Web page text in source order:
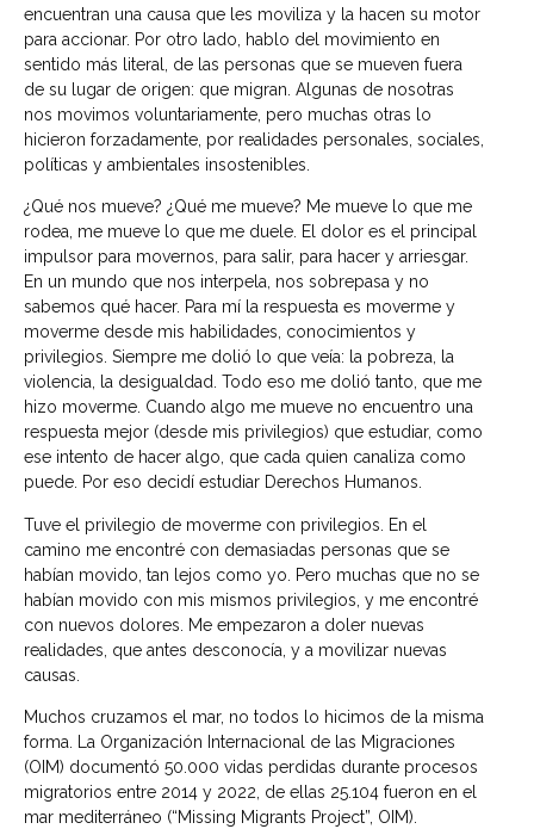
encuentran una causa que les moviliza y la hacen su motor
para accionar. Por otro lado, hablo del movimiento en
sentido más literal, de las personas que se mueven fuera
de su lugar de origen: que migran. Algunas de nosotras
nos movimos voluntariamente, pero muchas otras lo
hicieron forzadamente, por realidades personales, sociales,
políticas y ambientales insostenibles.
¿Qué nos mueve? ¿Qué me mueve? Me mueve lo que me
rodea, me mueve lo que me duele. El dolor es el principal
impulsor para movernos, para salir, para hacer y arriesgar.
En un mundo que nos interpela, nos sobrepasa y no
sabemos qué hacer. Para mí la respuesta es moverme y
moverme desde mis habilidades, conocimientos y
privilegios. Siempre me dolió lo que veía: la pobreza, la
violencia, la desigualdad. Todo eso me dolió tanto, que me
hizo moverme. Cuando algo me mueve no encuentro una
respuesta mejor (desde mis privilegios) que estudiar, como
ese intento de hacer algo, que cada quien canaliza como
puede. Por eso decidí estudiar Derechos Humanos.
Tuve el privilegio de moverme con privilegios. En el
camino me encontré con demasiadas personas que se
habían movido, tan lejos como yo. Pero muchas que no se
habían movido con mis mismos privilegios, y me encontré
con nuevos dolores. Me empezaron a doler nuevas
realidades, que antes desconocía, y a movilizar nuevas
causas.
Muchos cruzamos el mar, no todos lo hicimos de la misma
forma. La Organización Internacional de las Migraciones
(OIM) documentó 50.000 vidas perdidas durante procesos
migratorios entre 2014 y 2022, de ellas 25.104 fueron en el
mar mediterráneo (“Missing Migrants Project”, OIM).